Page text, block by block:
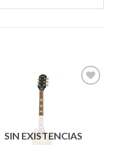
lista de
deseos
SIN EXISTENCIAS